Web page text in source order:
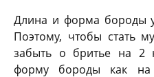
Длина и форма бороды
Поэтому, чтобы стать
забыть о бритье на 2
форму бороды как